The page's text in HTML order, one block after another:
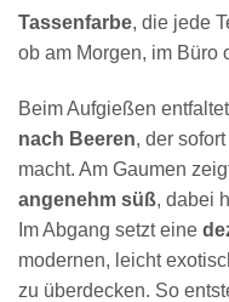
Tassenfarbe, die jede
ob am Morgen, im Büro
Beim Aufgießen
nach Beeren, der
macht. Am Gaumen
angenehm süß, dabei
Im Abgang setzt eine
modernen, leicht
zu überdecken. So